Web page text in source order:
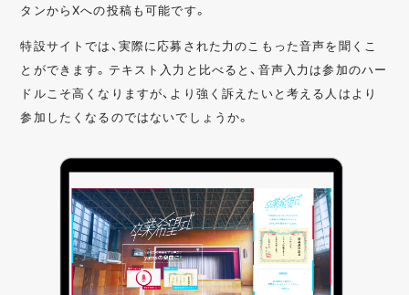
タンからXへの投稿も可能です。
特設サイトでは、実際に応募された力のこもった音声を聞くこ
とができます。テキスト入力と比べると、音声入力は参加のハー
ドルこそ高くなりますが、より強く訴えたいと考える人はより
参加したくなるのではないでしょうか。